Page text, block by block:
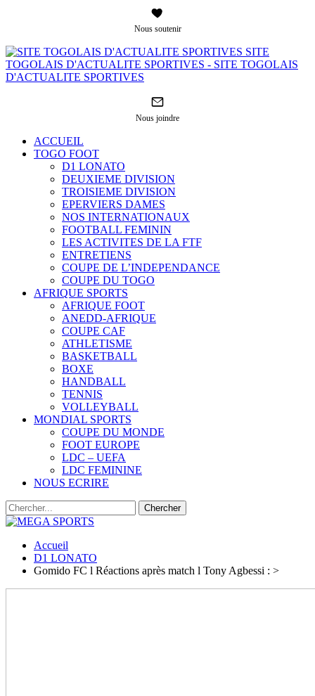
Nous soutenir
SITE
TOGOLAIS D'ACTUALITE SPORTIVES - SITE TOGOLAIS
D'ACTUALITE SPORTIVES
Nous joindre
ACCUEIL
TOGO FOOT
D1 LONATO
DEUXIEME DIVISION
TROISIEME DIVISION
EPERVIERS DAMES
NOS INTERNATIONAUX
FOOTBALL FEMININ
LES ACTIVITES DE LA FTF
ENTRETIENS
COUPE DE L’INDEPENDANCE
COUPE DU TOGO
AFRIQUE SPORTS
AFRIQUE FOOT
ANEDD-AFRIQUE
COUPE CAF
ATHLETISME
BASKETBALL
BOXE
HANDBALL
TENNIS
VOLLEYBALL
MONDIAL SPORTS
COUPE DU MONDE
FOOT EUROPE
LDC – UEFA
LDC FEMININE
NOUS ECRIRE
Accueil
D1 LONATO
Gomido FC l Réactions après match l Tony Agbessi : >